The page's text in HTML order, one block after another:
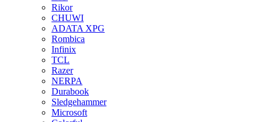
Rikor
CHUWI
ADATA XPG
Rombica
Infinix
TCL
Razer
NERPA
Durabook
Sledgehammer
Microsoft